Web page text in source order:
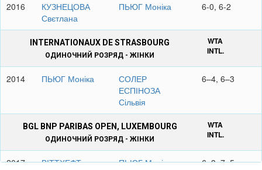
2016
КУЗНЕЦОВА
Свєтлана
ПЬЮГ Моніка 6-0, 6-2
INTERNATIONAUX DE STRASBOURG
ОДИНОЧНИЙ РОЗРЯД - ЖІНКИ
WTA
INTL.
2014 ПЬЮГ Моніка
СОЛЕР
ЕСПІНОЗА
Сільвія
6–4, 6–3
BGL BNP PARIBAS OPEN, LUXEMBOURG
ОДИНОЧНИЙ РОЗРЯД - ЖІНКИ
WTA
INTL.
2017
ВІТТХЕФТ
ПЬЮГ Моніка 6–3, 7–5